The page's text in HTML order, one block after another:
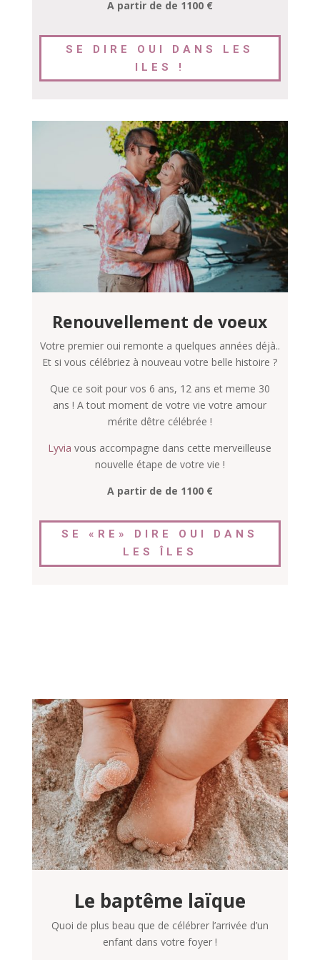
A partir de de 1100 €
SE DIRE OUI DANS LES
ILES !
Renouvellement de voeux
Votre premier oui remonte a quelques années déjà..
Et si vous célébriez à nouveau votre belle histoire ?
Que ce soit pour vos 6 ans, 12 ans et meme 30
ans ! A tout moment de votre vie votre amour
mérite dêtre célébrée !
Lyvia vous accompagne dans cette merveilleuse
nouvelle étape de votre vie !
A partir de de 1100 €
SE «RE» DIRE OUI DANS
LES ÎLES
Le baptême laïque
Quoi de plus beau que de célébrer l’arrivée d’un
enfant dans votre foyer !